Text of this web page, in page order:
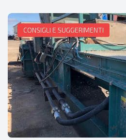
CONSIGLI E SUGGERIMENTI